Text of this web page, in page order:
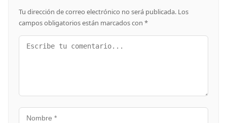
Tu dirección de correo electrónico no será publicada. Los
campos obligatorios están marcados con *